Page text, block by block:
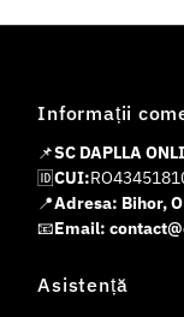
Informații
📌SC DAPLLA
🆔CUI:
📍Adresa: Bihor,
📧Email:
Asistență